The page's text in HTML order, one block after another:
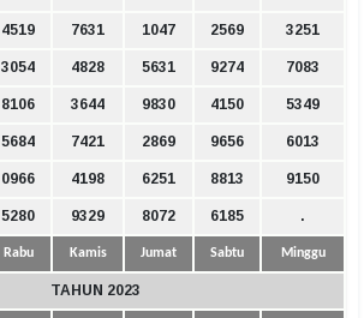
4519 7631 1047 2569 3251
3054 4828 5631 9274 7083
8106 3644 9830 4150 5349
5684 7421 2869 9656 6013
0966 4198 6251 8813 9150
5280 9329 8072 6185 .
Rabu Kamis Jumat Sabtu Minggu
TAHUN 2023